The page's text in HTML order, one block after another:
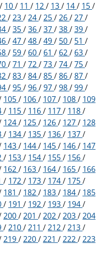
/ 10/ 11 / 12/ 13/ 14/ 15/
/23/24/25/26/27/
/35/36/37/38/39/
/47/48/49/ 50/ 51 /
/ 59/ 60/ 61 / 62/ 63/
/71 /72/73/74/75/
/83/84/85/86/87/
/95/96/97/98/99/
105/ 106/ 107/ 108/ 109
/ 115/ 116/ 117/ 118/
124/ 125/ 126/ 127/ 128
/ 134/ 135/ 136/ 137/
143/ 144/ 145/ 146/ 147
/ 153/ 154/ 155/ 156/
162/ 163/ 164/ 165/ 166
/ 172/ 173/ 174/ 175/
181 / 182/ 183/ 184/ 185
/ 191 / 192/ 193/ 194/
200/201 /202/203/204
/210/211 /212/213/
219/220/221 /222/223